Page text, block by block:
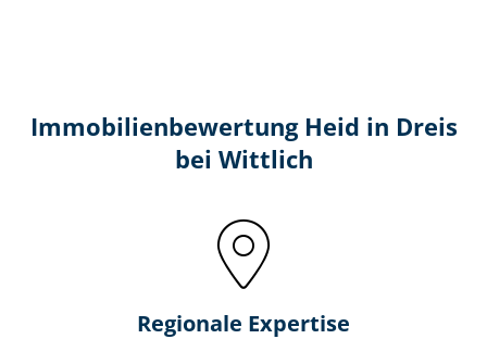
Immobilien­bewertung Heid in Dreis
bei Wittlich
Regionale Expertise